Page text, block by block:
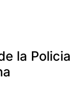
la Policia